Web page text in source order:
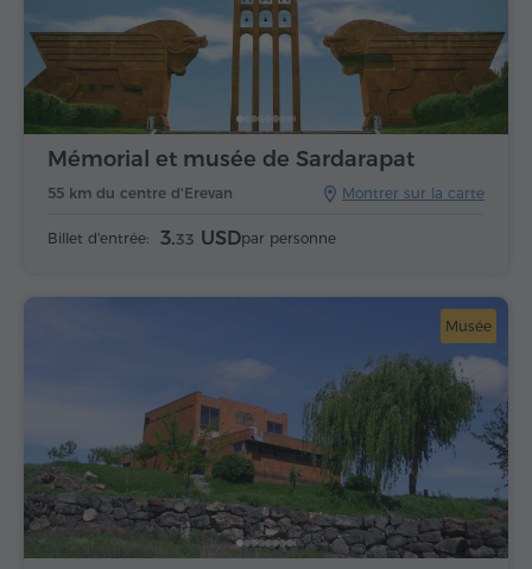
Montrer sur la carte
55 km du centre d'Erevan
Mémorial et musée de Sardarapat
Billet d'entrée: 3.33 USDpar personne
Musée